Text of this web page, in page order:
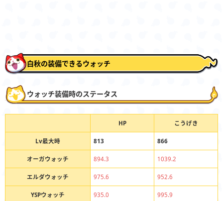
白秋の装備できるウォッチ
ウォッチ装備時のステータス
HP こうげき
Lv最大時 813 866
オーガウォッチ 894.3 1039.2
エルダウォッチ 975.6 952.6
YSPウォッチ 935.0 995.9